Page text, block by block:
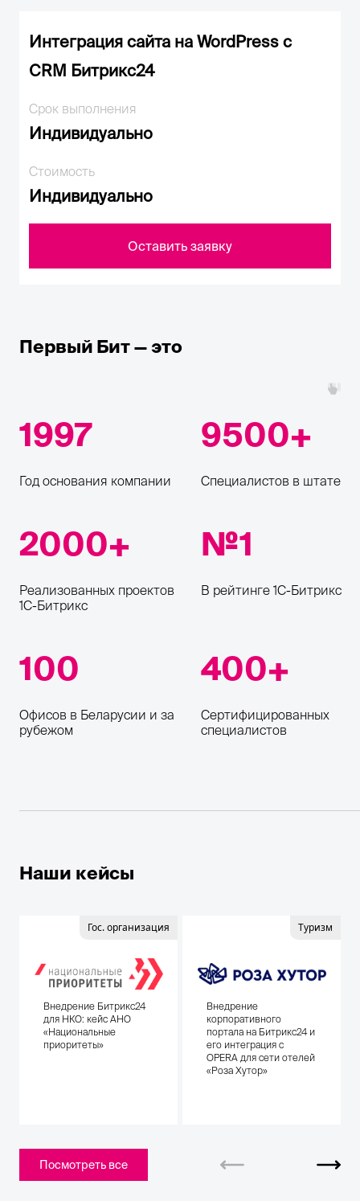
Интеграция сайта на WordPress с
CRM Битрикс24
Срок выполнения
Индивидуально
Стоимость
Индивидуально
Оставить заявку
Первый Бит — это
1997
Год основания компании
9500
Специалистов в штате
2000
Реализованных проектов
1С-Битрикс
1
В рейтинге 1С-Битрикс
100
Офисов в Беларусии и за
рубежом
400
Сертифицированных
специалистов
Наши кейсы
Гос. организация
Внедрение Битрикс24
для НКО: кейс АНО
«Национальные
приоритеты»
Туризм
Внедрение
корпоративного
портала на Битрикс24 и
его интеграция с
OPERA для сети отелей
«Роза Хутор»
Посмотреть все